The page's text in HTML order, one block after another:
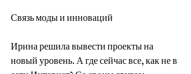
Связь моды и инноваций
Ирина решила вывести проекты на
новый уровень. А где сейчас все, как не в